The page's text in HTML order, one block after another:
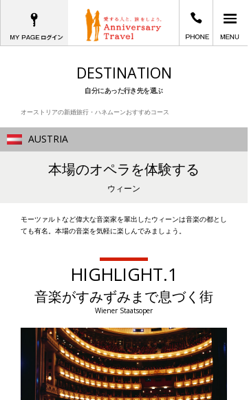
愛する人と、旅をし
DESTINATION
自分にあった行き先を選ぶ
オーストリアの新婚旅行・ハネムーンおすすめコース
AUSTRIA
本場のオペラを体験する
ウィーン
モーツァルトなど偉大な音楽家を輩出したウィーンは音楽の都とし
ても有名。本場の音楽を気軽に楽しんでみましょう。
HIGHLIGHT.1
音楽がすみずみまで息づく街
Wiener Staatsoper